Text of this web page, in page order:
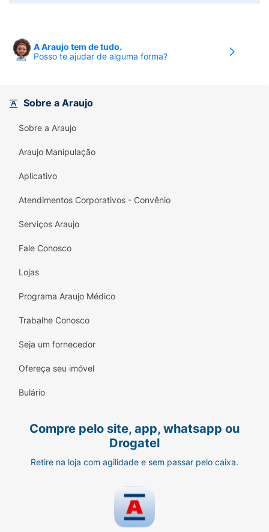
A Araujo tem de tudo.
Posso te ajudar de alguma forma?
Sobre a Araujo
Sobre a Araujo
Araujo Manipulação
Aplicativo
Atendimentos Corporativos - Convênio
Serviços Araujo
Fale Conosco
Lojas
Programa Araujo Médico
Trabalhe Conosco
Seja um fornecedor
Ofereça seu imóvel
Bulário
Compre pelo site, app, whatsapp ou
Drogatel
Retire na loja com agilidade e sem passar pelo caixa.